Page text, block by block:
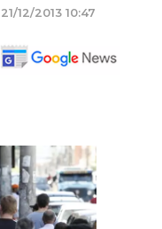
12/2013 10:47